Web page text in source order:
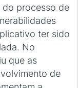
processo de
ter sido
No
que as
de